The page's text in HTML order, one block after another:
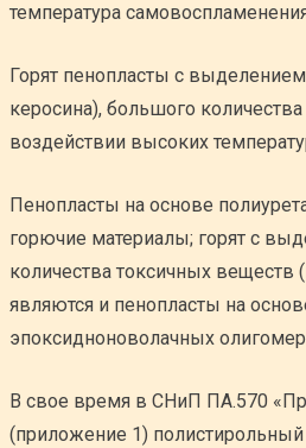
температура
Горят пенопласты с
керосина), большого
воздействии высоких
Пенопласты на основе
горючие материалы; горят с
количества токсичных
являются и пенопласты на
эпоксидноноволачных
В свое время в СНиП ПА.570
(приложение 1)